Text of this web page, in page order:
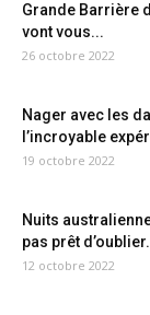
Grande Barrière
vont vous...
26 octobre 2022
Nager avec les
l’incroyable
19 octobre 2022
Nuits
pas prêt
12 octobre 2022